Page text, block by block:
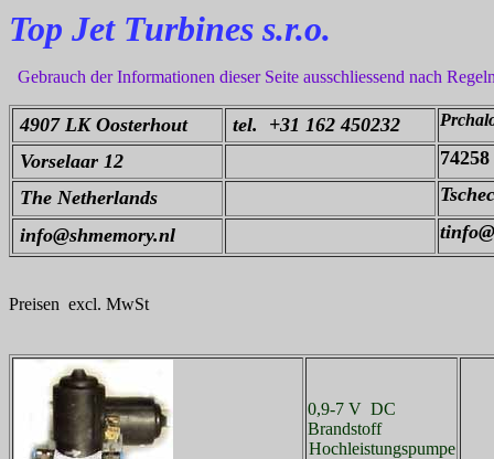
Top Jet Turbines s.r.o.
Gebrauch der Informationen dieser Seite ausschliessend nach
4907 LK Oosterhout tel. +31 162 450232
Vorselaar 12
The Netherlands
info@shmemory.nl
Preisen excl. MwSt
0,9-7 V DC
Brandstoff
Hochleistungspumpe